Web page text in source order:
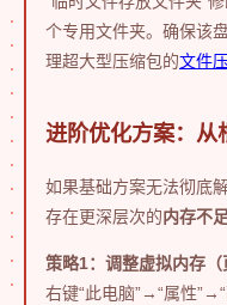
个专用文件夹。确保该
理超大型压缩包的文件
进阶优化方案：从
如果基础方案无法彻底
存在更深层次的内存不足
策略1：调整虚拟内存（
右键“此电脑”→“属性